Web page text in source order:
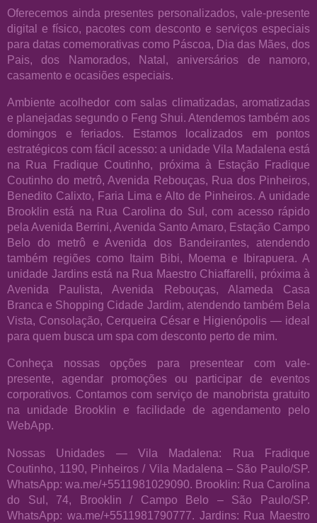
Oferecemos ainda presentes personalizados, vale-presente
digital e físico, pacotes com desconto e serviços especiais
para datas comemorativas como Páscoa, Dia das Mães, dos
Pais, dos Namorados, Natal, aniversários de namoro,
casamento e ocasiões especiais.
Ambiente acolhedor com salas climatizadas, aromatizadas
e planejadas segundo o Feng Shui. Atendemos também aos
domingos e feriados. Estamos localizados em pontos
estratégicos com fácil acesso: a unidade Vila Madalena está
na Rua Fradique Coutinho, próxima à Estação Fradique
Coutinho do metrô, Avenida Rebouças, Rua dos Pinheiros,
Benedito Calixto, Faria Lima e Alto de Pinheiros. A unidade
Brooklin está na Rua Carolina do Sul, com acesso rápido
pela Avenida Berrini, Avenida Santo Amaro, Estação Campo
Belo do metrô e Avenida dos Bandeirantes, atendendo
também regiões como Itaim Bibi, Moema e Ibirapuera. A
unidade Jardins está na Rua Maestro Chiaffarelli, próxima à
Avenida Paulista, Avenida Rebouças, Alameda Casa
Branca e Shopping Cidade Jardim, atendendo também Bela
Vista, Consolação, Cerqueira César e Higienópolis — ideal
para quem busca um spa com desconto perto de mim.
Conheça nossas opções para presentear com vale-
presente, agendar promoções ou participar de eventos
corporativos. Contamos com serviço de manobrista gratuito
na unidade Brooklin e facilidade de agendamento pelo
WebApp.
Nossas Unidades — Vila Madalena: Rua Fradique
Coutinho, 1190, Pinheiros / Vila Madalena – São Paulo/SP.
WhatsApp: wa.me/+5511981029090. Brooklin: Rua Carolina
do Sul, 74, Brooklin / Campo Belo – São Paulo/SP.
WhatsApp: wa.me/+5511981790777. Jardins: Rua Maestro